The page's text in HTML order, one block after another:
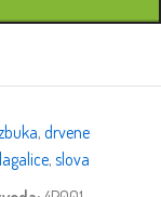
, drvene
, slova